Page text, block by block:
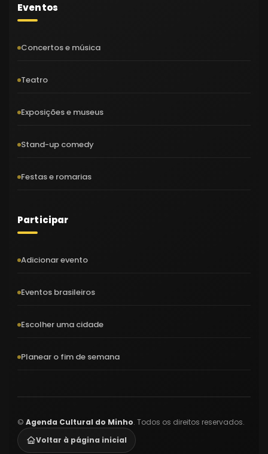
Eventos
Concertos e música
Teatro
Exposições e museus
Stand-up comedy
Festas e romarias
Participar
Adicionar evento
Eventos brasileiros
Escolher uma cidade
Planear o fim de semana
© Agenda Cultural do Minho. Todos os direitos reservados.
Voltar à página inicial